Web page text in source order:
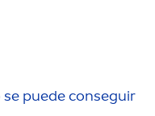
puede conseguir